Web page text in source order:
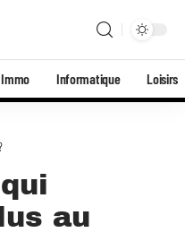
Immo Informatique Loisirs
au